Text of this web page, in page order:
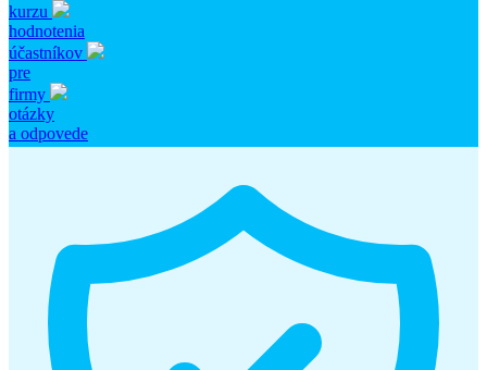
kurzu
hodnotenia
účastníkov
pre
firmy
otázky
a odpovede